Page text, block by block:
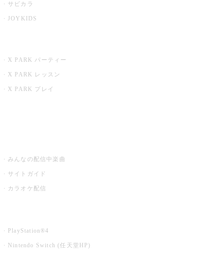
サビカラ
JOYKIDS
X PARK パーティー
X PARK レッスン
X PARK プレイ
みんなの配信中楽曲
サイトガイド
カラオケ配信
PlayStation®4
Nintendo Switch (任天堂HP)